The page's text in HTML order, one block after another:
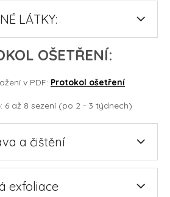
LÁTKY:
OŠETŘENÍ:
v PDF: Protokol ošetření
6 až 8 sezení (po 2 - 3 týdnech)
a čištění
exfoliace